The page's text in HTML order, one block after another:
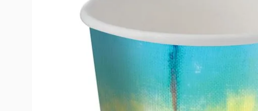
6º
7º
kpop
8
branca neve
10º rumi